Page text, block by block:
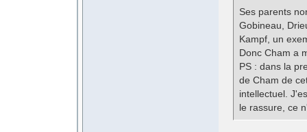
Ses parents
Gobineau,
Kampf, un
Donc Cham a
PS : dans la
de Cham de
intellectuel.
le rassure, ce